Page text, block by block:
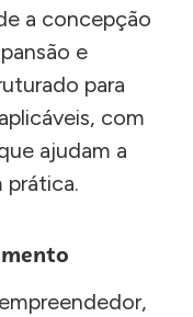
a concepção
e
para
com
ajudam a